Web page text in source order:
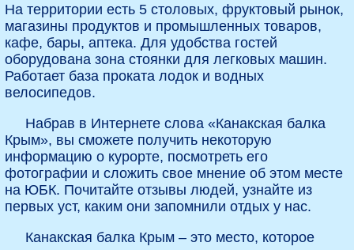
На территории есть 5 столовых, фруктовый рынок,
магазины продуктов и промышленных товаров,
кафе, бары, аптека. Для удобства гостей
оборудована зона стоянки для легковых машин.
Работает база проката лодок и водных
велосипедов.
Набрав в Интернете слова «Канакская балка
Крым», вы сможете получить некоторую
информацию о курорте, посмотреть его
фотографии и сложить свое мнение об этом месте
на ЮБК. Почитайте отзывы людей, узнайте из
первых уст, каким они запомнили отдых у нас.
Канакская балка Крым – это место, которое